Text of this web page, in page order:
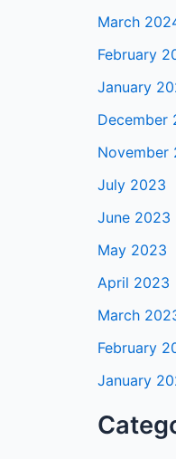
March
February
January
December
November
July 2023
June 2023
May 2023
April 2023
March
February
January